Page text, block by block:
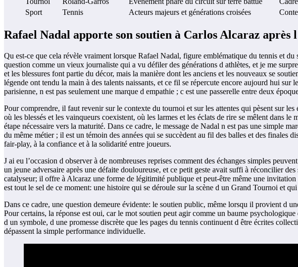
Sport
Tennis Acteurs majeurs et générations croisées
Rafael Nadal apporte son soutien à Carlos Alcaraz après
Qu est-ce que cela révèle vraiment lorsque Rafael Nadal, figure emblématique du tennis et
question comme un vieux journaliste qui a vu défiler des générations d athlètes, et je me
et les blessures font partie du décor, mais la manière dont les anciens et les nouveaux se
légende ont tendu la main à des talents naissants, et ce fil se répercute encore aujourd hui
parisienne, n est pas seulement une marque d empathie ; c est une passerelle entre deux
Pour comprendre, il faut revenir sur le contexte du tournoi et sur les attentes qui pèsent sur
où les blessés et les vainqueurs coexistent, où les larmes et les éclats de rire se mêlent dans
étape nécessaire vers la maturité. Dans ce cadre, le message de Nadal n est pas une simple
du même métier ; il est un témoin des années qui se succèdent au fil des balles et des finales
fair-play, à la confiance et à la solidarité entre joueurs.
J ai eu l’occasion d observer à de nombreuses reprises comment des échanges simples
un jeune adversaire après une défaite douloureuse, et ce petit geste avait suffi à réconcilier
catalyseur; il offre à Alcaraz une forme de légitimité publique et peut-être même une
est tout le sel de ce moment: une histoire qui se déroule sur la scène d un Grand Tournoi et
Dans ce cadre, une question demeure évidente: le soutien public, même lorsqu il provient d
Pour certains, la réponse est oui, car le mot soutien peut agir comme un baume
d un symbole, d une promesse discrète que les pages du tennis continuent d être écrites
dépassent la simple performance individuelle.